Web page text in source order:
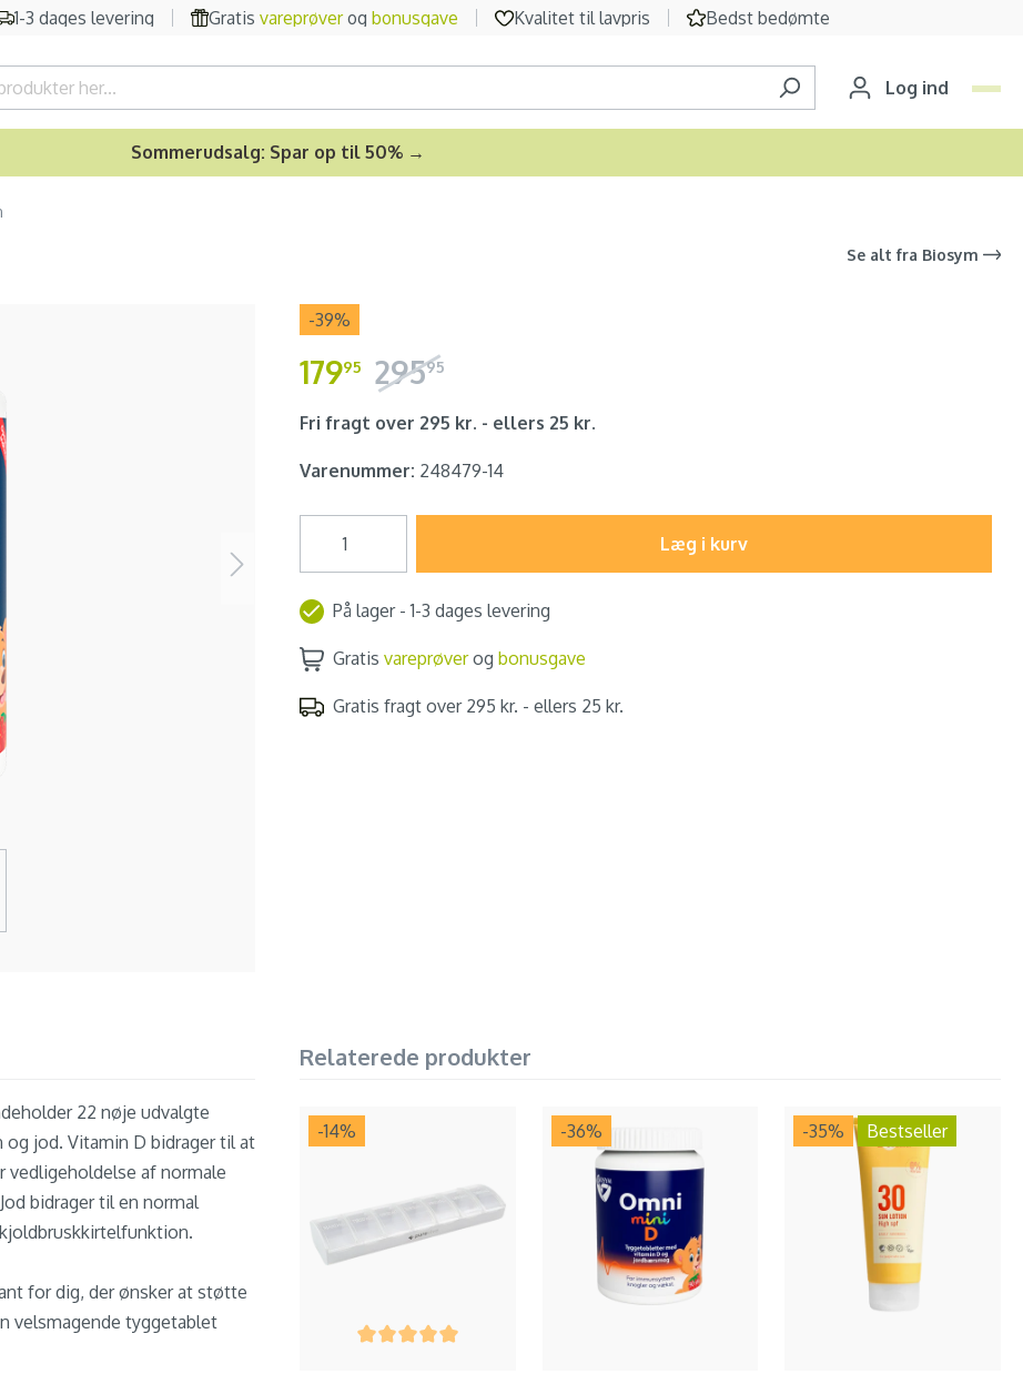
1-3 dages levering Gratisvareprøverogbonusgave Kvalitet til lavpris Bedst bedømte
Log ind
Sommerudsalg: Spar op til 50% →
Se alt fra Biosym
-39%
17995 29595
Fri fragt over 295 kr. - ellers 25 kr.
Varenummer: 248479-14
Læg i kurv
På lager - 1-3 dages levering
Gratis vareprøverog bonusgave
Gratis fragt over 295 kr. - ellers 25 kr.
22 nøje udvalgte
og jod. Vitamin D bidrager til at
vedligeholdelse af normale
bidrager til en normal
for dig, der ønsker at støtte
velsmagende tyggetablet
Relaterede produkter
-14% -36% -35% Bestseller